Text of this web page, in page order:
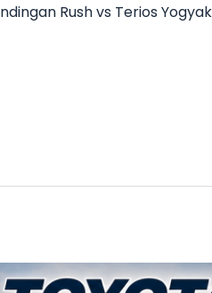
Rush vs Terios